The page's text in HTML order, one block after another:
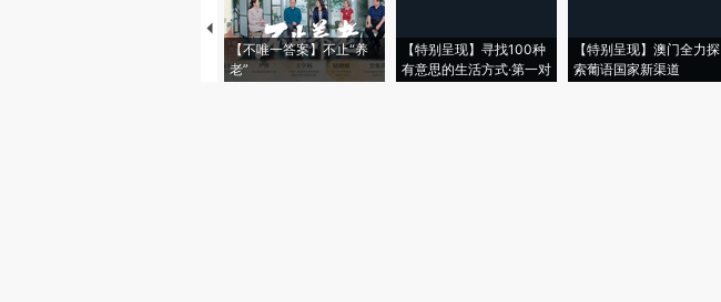
【不唯一答案】不止“养
老”
【特别呈现】寻找100种
有意思的生活方式·第一对
【特别呈现】澳门全力探
索葡语国家新渠道